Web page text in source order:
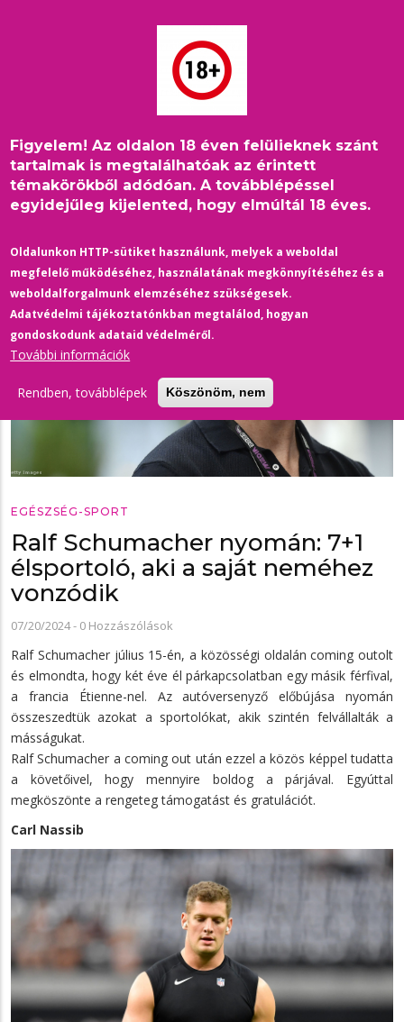
Figyelem! Az oldalon 18 éven felülieknek szánt
tartalmak is megtalálhatóak az érintett
témakörökből adódóan. A továbblépéssel
egyidejűleg kijelented, hogy elmúltál 18 éves.
Oldalunkon HTTP-sütiket használunk, melyek a weboldal
megfelelő működéséhez, használatának megkönnyítéséhez és a
weboldalforgalmunk elemzéséhez szükségesek.
Adatvédelmi tájékoztatónkban megtalálod, hogyan
gondoskodunk adataid védelméről.
További információk
Rendben, továbblépek Köszönöm, nem
Morzsa
Címlap /Egészség-Sport /
Ralf Schumacher nyomán: 7+1 élsportoló, aki a saját neméhez
vonzódik
EGÉSZSÉG-SPORT
Ralf Schumacher nyomán: 7+1
élsportoló, aki a saját neméhez
vonzódik
07/20/2024- 0 Hozzászólások
Ralf Schumacher július 15-én, a közösségi oldalán coming outolt
és elmondta, hogy két éve él párkapcsolatban egy másik férfival,
a francia Étienne-nel. Az autóversenyző előbújása nyomán
összeszedtük azokat a sportolókat, akik szintén felvállalták a
másságukat.
Ralf Schumacher a coming out után ezzel a közös képpel tudatta
a követőivel, hogy mennyire boldog a párjával. Egyúttal
megköszönte a rengeteg támogatást és gratulációt.
Carl Nassib